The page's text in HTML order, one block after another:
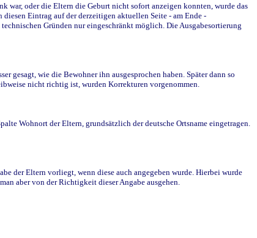
war, oder die Eltern die Geburt nicht sofort anzeigen konnten, wurde das
Eintrag auf der derzeitigen aktuellen Seite - am Ende -
Gründen nur eingeschränkt möglich. Die Ausgabesortierung
gesagt, wie die Bewohner ihn ausgesprochen haben. Später dann so
nicht richtig ist, wurden Korrekturen vorgenommen.
Wohnort der Eltern, grundsätzlich der deutsche Ortsname eingetragen.
der Eltern vorliegt, wenn diese auch angegeben wurde. Hierbei wurde
aber von der Richtigkeit dieser Angabe ausgehen.